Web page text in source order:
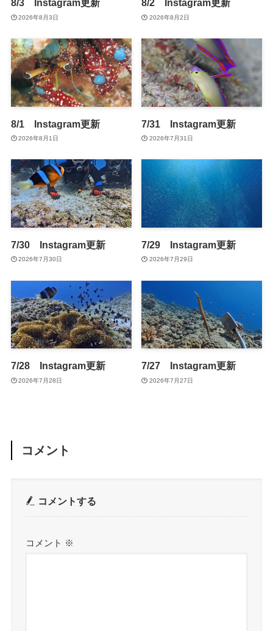
8/3 Instagram更新
2026年8月3日
8/2 Instagram更新
2026年8月2日
8/1 Instagram更新
2026年8月1日
7/31 Instagram更新
2026年7月31日
7/30 Instagram更新
2026年7月30日
7/29 Instagram更新
2026年7月29日
7/28 Instagram更新
2026年7月28日
7/27 Instagram更新
2026年7月27日
コメント
コメントする
コメント ※